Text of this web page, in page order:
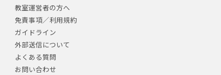
教室運営者の方へ
免責事項／利用規約
ガイドライン
外部送信について
よくある質問
お問い合わせ